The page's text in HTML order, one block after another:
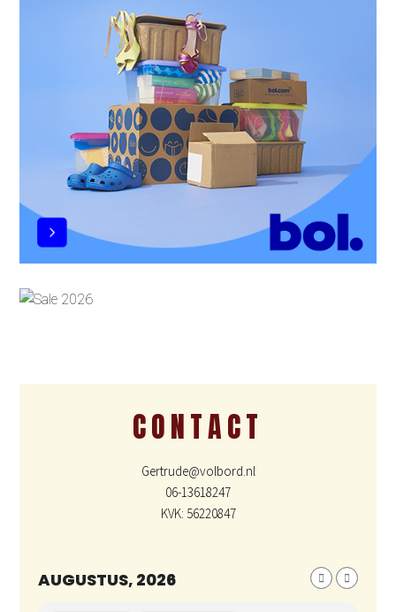
CONTACT
Gertrude@volbord.nl
06-13618247
KVK: 56220847
AUGUSTUS, 2026